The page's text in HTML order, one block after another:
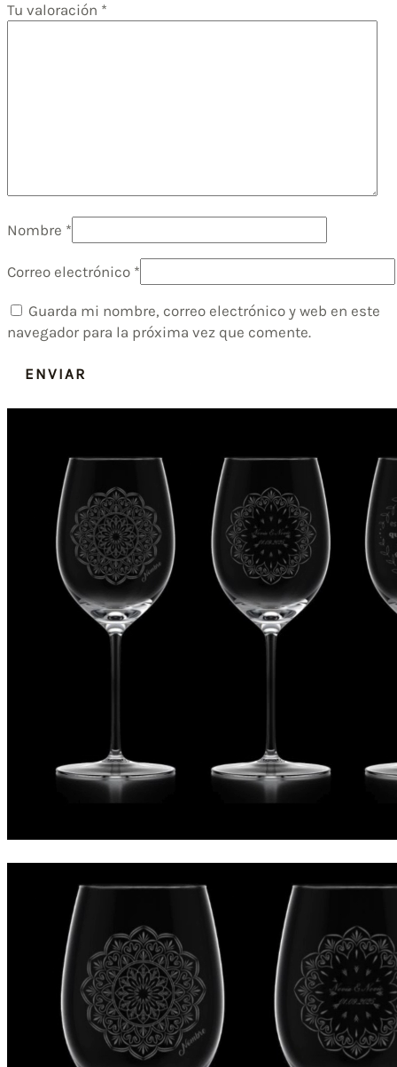
Tu valoración *
Nombre *
Correo electrónico *
Guarda mi nombre, correo electrónico y web en este
navegador para la próxima vez que comente.